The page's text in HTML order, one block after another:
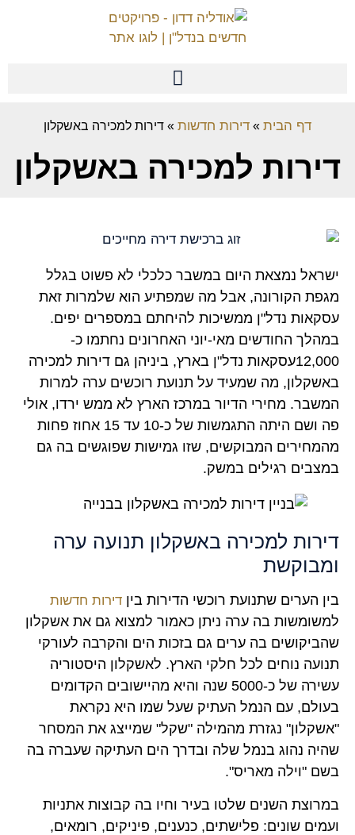
דף הבית » דירות חדשות » דירות למכירה באשקלון
דירות למכירה באשקלון
ישראל נמצאת היום במשבר כלכלי לא פשוט בגלל
מגפת הקורונה, אבל מה שמפתיע הוא שלמרות זאת
עסקאות נדל"ן ממשיכות להיחתם במספרים יפים.
במהלך החודשים מאי-יוני האחרונים נחתמו כ-
12,000עסקאות נדל"ן בארץ, ביניהן גם דירות למכירה
באשקלון, מה שמעיד על תנועת רוכשים ערה למרות
המשבר. מחירי הדיור במרכז הארץ לא ממש ירדו, אולי
פה ושם היתה התגמשות של כ-10 עד 15 אחוז פחות
מהמחירים המבוקשים, שזו גמישות שפוגשים בה גם
במצבים רגילים במשק.
דירות למכירה באשקלון תנועה ערה
ומבוקשת
בין הערים שתנועת רוכשי הדירות בין דירות חדשות
למשומשות בה ערה ניתן כאמור למצוא גם את אשקלון
שהביקושים בה ערים גם בזכות הים והקרבה לעורקי
תנועה נוחים לכל חלקי הארץ. לאשקלון היסטוריה
עשירה של כ-5000 שנה והיא מהיישובים הקדומים
בעולם, עם הנמל העתיק שעל שמו היא נקראת
"אשקלון" נגזרת מהמילה "שקל" שמייצג את המסחר
שהיה נהוג בנמל שלה ובדרך הים העתיקה שעברה בה
בשם "וילה מאריס".
במרוצת השנים שלטו בעיר וחיו בה קבוצות אתניות
ועמים שונים: פלישתים, כנענים, פיניקים, רומאים,